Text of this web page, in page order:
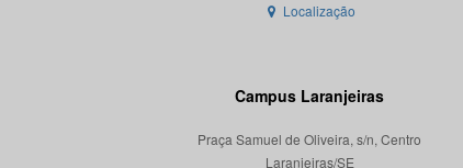
Localização
Campus Laranjeiras
Praça Samuel de Oliveira, s/n, Centro
Laranjeiras/SE